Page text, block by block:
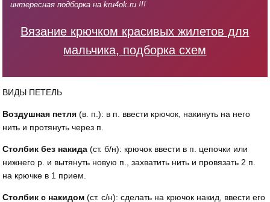
интересная подборка на kru4ok.ru !!!
Вязание крючком красивых жилетов для
мальчика, подборка схем
ВИДЫ ПЕТЕЛЬ
Воздушная петля (в. п.): в п. ввести крючок, накинуть на него
нить и протянуть через п.
Столбик без накида(ст. б/н): крючок ввести в п. цепочки или
нижнего р. и вытянуть новую п., захватить нить и провязать 2 п.
на крючке в 1 прием.
Столбик с накидом (ст. с/н): сделать на крючок накид, ввес­ти его